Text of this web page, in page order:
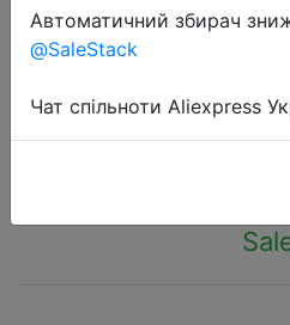
смартфоны ( 4GB
MediaTek MT6797
Автоматичний збирач
@SaleStack
Чат спільноти Aliexpress